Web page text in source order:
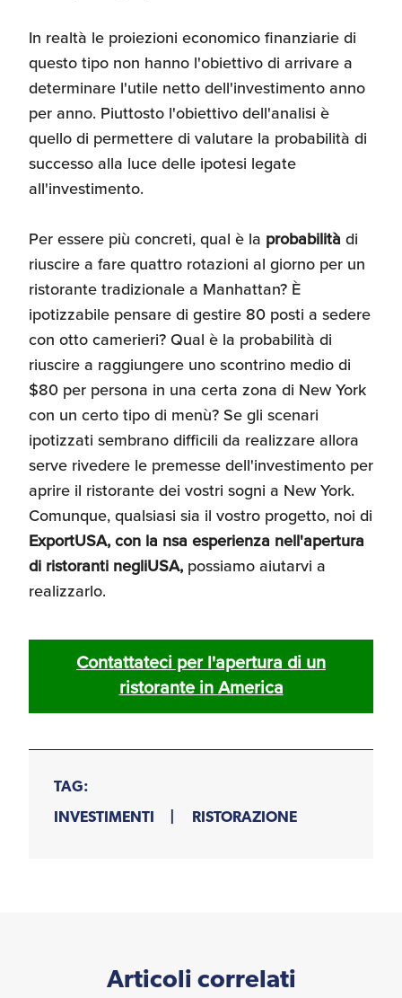
In realtà le proiezioni economico finanziarie di
questo tipo non hanno l'obiettivo di arrivare a
determinare l'utile netto dell'investimento anno
per anno. Piuttosto l'obiettivo dell'analisi è
quello di permettere di valutare la probabilità di
successo alla luce delle ipotesi legate
all'investimento.
Per essere più concreti, qual è la probabilità di
riuscire a fare quattro rotazioni al giorno per un
ristorante tradizionale a Manhattan? È
ipotizzabile pensare di gestire 80 posti a sedere
con otto camerieri? Qual è la probabilità di
riuscire a raggiungere uno scontrino medio di
$80 per persona in una certa zona di New York
con un certo tipo di menù? Se gli scenari
ipotizzati sembrano difficili da realizzare allora
serve rivedere le premesse dell'investimento per
aprire il ristorante dei vostri sogni a New York.
Comunque, qualsiasi sia il vostro progetto, noi di
ExportUSA, con la nsa esperienza nell'apertura
di ristoranti negliUSA, possiamo aiutarvi a
realizzarlo.
Contattateci per l'apertura di un
ristorante in America
TAG:
INVESTIMENTI
RISTORAZIONE
Articoli correlati